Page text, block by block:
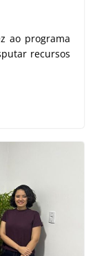
ao programa
recursos